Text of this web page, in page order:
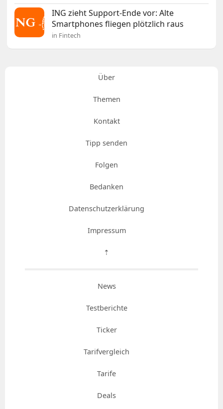
ING zieht Support-Ende vor: Alte
Smartphones fliegen plötzlich raus
in Fintech
Über
Themen
Kontakt
Tipp senden
Folgen
Bedanken
Datenschutzerklärung
Impressum
⇡
News
Testberichte
Ticker
Tarifvergleich
Tarife
Deals